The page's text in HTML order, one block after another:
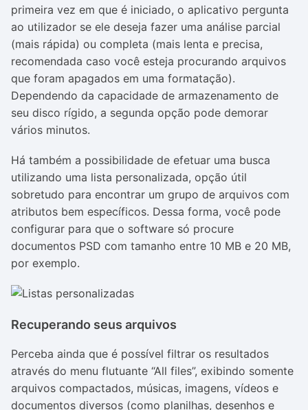
primeira vez em que é iniciado, o aplicativo pergunta
ao utilizador se ele deseja fazer uma análise parcial
(mais rápida) ou completa (mais lenta e precisa,
recomendada caso você esteja procurando arquivos
que foram apagados em uma formatação).
Dependendo da capacidade de armazenamento de
seu disco rígido, a segunda opção pode demorar
vários minutos.
Há também a possibilidade de efetuar uma busca
utilizando uma lista personalizada, opção útil
sobretudo para encontrar um grupo de arquivos com
atributos bem específicos. Dessa forma, você pode
configurar para que o software só procure
documentos PSD com tamanho entre 10 MB e 20 MB,
por exemplo.
Recuperando seus arquivos
Perceba ainda que é possível filtrar os resultados
através do menu flutuante “All files”, exibindo somente
arquivos compactados, músicas, imagens, vídeos e
documentos diversos (como planilhas, desenhos e